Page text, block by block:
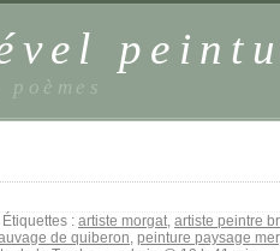
: artiste morgat, artiste peintre
de quiberon, peinture paysage mer